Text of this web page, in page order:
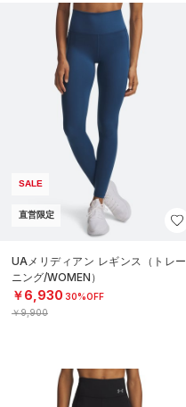
SALE
直営限定
UAメリディアン レギンス（トレー
ニング/WOMEN）
￥6,930 30%OFF
￥9,900